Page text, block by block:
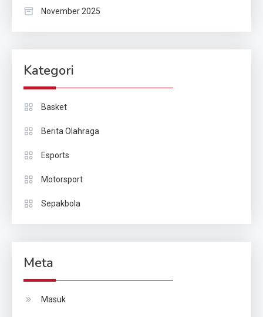
November 2025
Kategori
Basket
Berita Olahraga
Esports
Motorsport
Sepakbola
Meta
Masuk